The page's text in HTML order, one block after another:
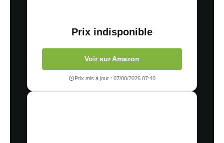
Prix indisponible
Voir sur Amazon
Prix mis à jour : 07/08/2026 07:40